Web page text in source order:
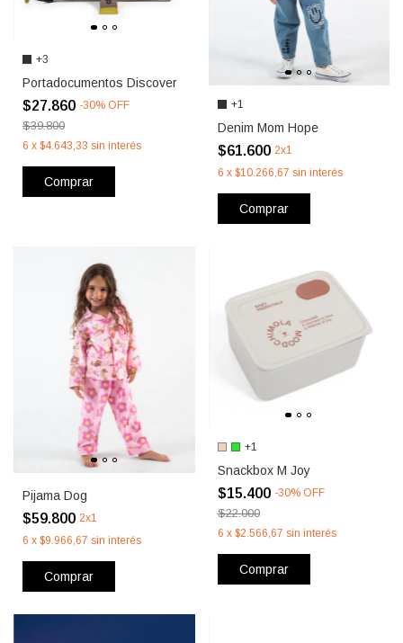
+3
Portadocumentos Discover
$27.860 -30% OFF
$39.800
6 x $4.643,33 sin interés
Comprar
+1
Denim Mom Hope
$61.600 2x1
6 x $10.266,67 sin interés
Comprar
Pijama Dog
$59.800 2x1
6 x $9.966,67 sin interés
Comprar
+1
Snackbox M Joy
$15.400 -30% OFF
$22.000
6 x $2.566,67 sin interés
Comprar